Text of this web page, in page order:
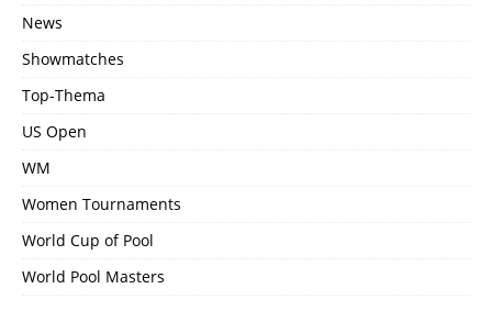
News
Showmatches
Top-Thema
US Open
WM
Women Tournaments
World Cup of Pool
World Pool Masters